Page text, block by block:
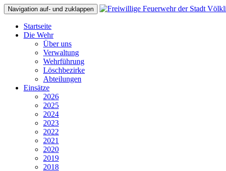
Navigation auf- und zuklappen
Startseite
Die Wehr
Über uns
Verwaltung
Wehrführung
Löschbezirke
Abteilungen
Einsätze
2026
2025
2024
2023
2022
2021
2020
2019
2018